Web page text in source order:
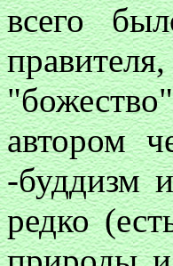
всего
автором
-буддизм
редко